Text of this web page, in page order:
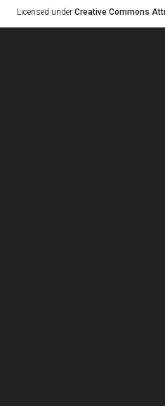
Licensed under Creative Commons